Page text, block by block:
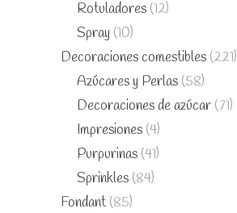
Rotuladores (12)
Spray (10)
Decoraciones comestibles (221)
Azúcares y Perlas (58)
Decoraciones de azúcar (71)
Impresiones (4)
Purpurinas (41)
Sprinkles (84)
Fondant (85)